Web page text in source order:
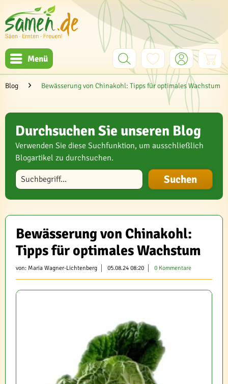
Menü
Blog Bewässerung von Chinakohl: Tipps für optimales Wachstum
Durchsuchen Sie unseren Blog
Verwenden Sie diese Suchfunktion, um ausschließlich
Blogartikel zu durchsuchen.
Blog durchsuchen
Bewässerung von Chinakohl:
Tipps für optimales Wachstum
von: Maria Wagner-Lichtenberg 05.08.24 08:20 0 Kommentare